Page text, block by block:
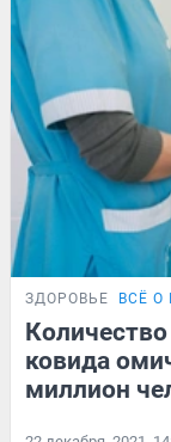
ЗДОРОВЬЕ ВСЁ О
ковида
миллион